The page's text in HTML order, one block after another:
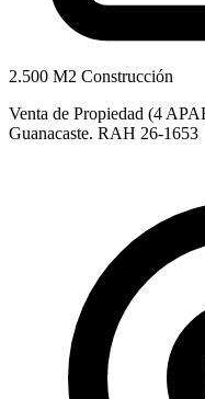
2.500 M2 Construcción
Venta de Propiedad (4
Guanacaste. RAH 26-1653